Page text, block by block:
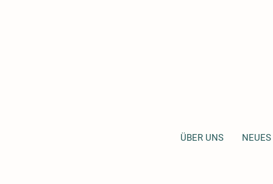
ÜBER UNS NEUES